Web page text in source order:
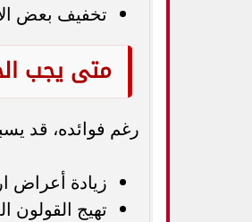
تخفيف بعض
متى يجب
رغم فوائده، قد
زيادة أعراض
تهيج